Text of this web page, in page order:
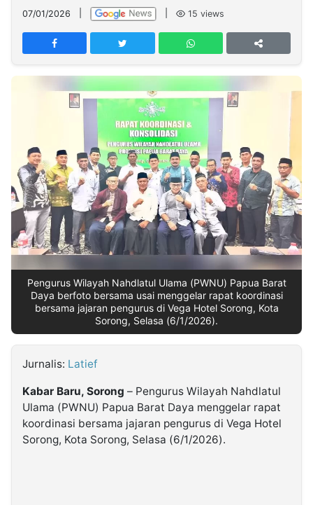
Network
PT
TREETAN
MULTIMEDIA
INDONESIA
Partner
Insight
NTB
Suara
Time
Lens
IDN
Daily
Jogja
Jalan
Rakyat
Idealita
News
Kita
Notice
Dinamikapost.com
Radar
Baru
Seedbacklink
Follow
Kabarbaru
Kabarbaru.co
07/01/2026 15 views
Pengurus Wilayah Nahdlatul Ulama (PWNU) Papua Barat
Daya berfoto bersama usai menggelar rapat koordinasi
bersama jajaran pengurus di Vega Hotel Sorong, Kota
Sorong, Selasa (6/1/2026).
Jurnalis: Latief
Kabar Baru, Sorong – Pengurus Wilayah Nahdlatul
Ulama (PWNU) Papua Barat Daya menggelar rapat
koordinasi bersama jajaran pengurus di Vega Hotel
Sorong, Kota Sorong, Selasa (6/1/2026).